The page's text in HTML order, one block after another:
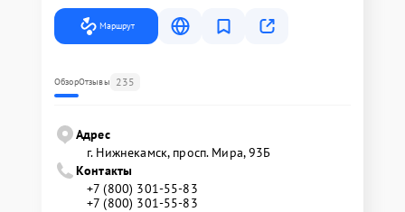
Маршрут
ОбзорОтзывы 235
Адрес
г. Нижнекамск, просп. Мира, 93Б
Контакты
+7 (800) 301-55-83
+7 (800) 301-55-83